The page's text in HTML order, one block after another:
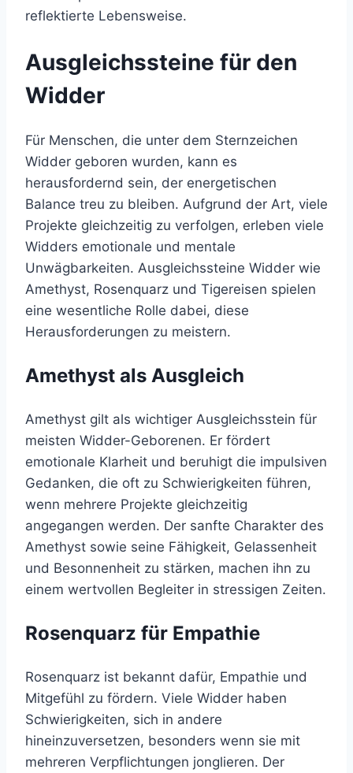
reflektierte Lebensweise.
Ausgleichssteine für den
Widder
Für Menschen, die unter dem Sternzeichen
Widder geboren wurden, kann es
herausfordernd sein, der energetischen
Balance treu zu bleiben. Aufgrund der Art, viele
Projekte gleichzeitig zu verfolgen, erleben viele
Widders emotionale und mentale
Unwägbarkeiten. Ausgleichssteine Widder wie
Amethyst, Rosenquarz und Tigereisen spielen
eine wesentliche Rolle dabei, diese
Herausforderungen zu meistern.
Amethyst als Ausgleich
Amethyst gilt als wichtiger Ausgleichsstein für
meisten Widder-Geborenen. Er fördert
emotionale Klarheit und beruhigt die impulsiven
Gedanken, die oft zu Schwierigkeiten führen,
wenn mehrere Projekte gleichzeitig
angegangen werden. Der sanfte Charakter des
Amethyst sowie seine Fähigkeit, Gelassenheit
und Besonnenheit zu stärken, machen ihn zu
einem wertvollen Begleiter in stressigen Zeiten.
Rosenquarz für Empathie
Rosenquarz ist bekannt dafür, Empathie und
Mitgefühl zu fördern. Viele Widder haben
Schwierigkeiten, sich in andere
hineinzuversetzen, besonders wenn sie mit
mehreren Verpflichtungen jonglieren. Der